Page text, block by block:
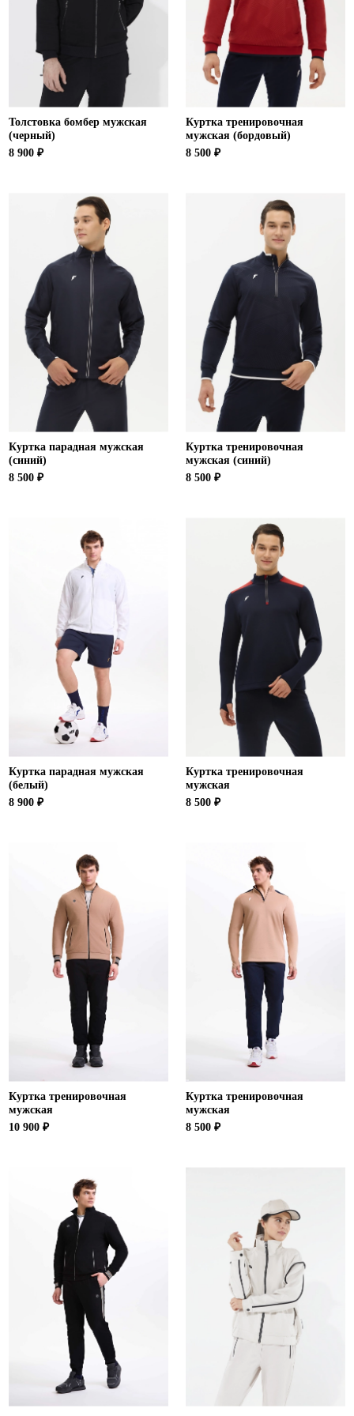
Ханты-Мансийский автономный округ (3)
Челябинская область (2)
Ямало-Ненецкий автономный округ (1)
Ярославская область (1)
Толстовка бомбер мужская
(черный)
8 900 ₽
Куртка тренировочная
мужская (бордовый)
8 500 ₽
Куртка парадная мужская
(синий)
8 500 ₽
Куртка тренировочная
мужская (синий)
8 500 ₽
Куртка парадная мужская
(белый)
8 900 ₽
Куртка тренировочная
мужская
8 500 ₽
Куртка тренировочная
мужская
10 900 ₽
Куртка тренировочная
мужская
8 500 ₽